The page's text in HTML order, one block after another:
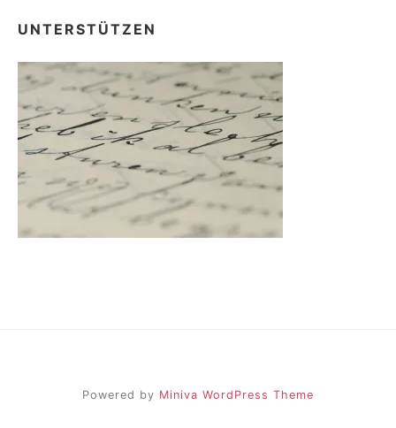
UNTERSTÜTZEN
Powered by Miniva WordPress Theme